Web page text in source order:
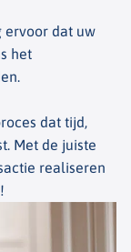
ervoor dat uw
het
dat tijd,
Met de juiste
realiseren